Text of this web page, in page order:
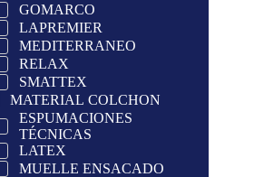
GOMARCO
LAPREMIER
MEDITERRANEO
RELAX
SMATTEX
MATERIAL COLCHON
ESPUMACIONES
TÉCNICAS
LATEX
MUELLE ENSACADO